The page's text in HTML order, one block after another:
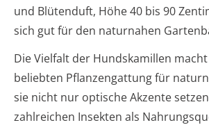
und Blütenduft, Höhe 40 bis 90
sich gut für den naturnahen
Die Vielfalt der Hundskamillen
beliebten Pflanzengattung für
sie nicht nur optische Akzente
zahlreichen Insekten als